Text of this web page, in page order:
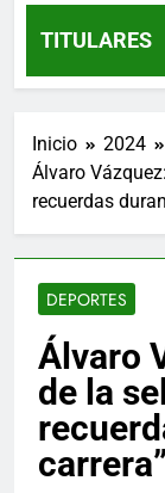
TITULARES
36 Minutos
Inicio 2024
Álvaro
recuerdas
DEPORTES
Álvaro
de la
carrera”